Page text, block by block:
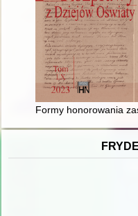
Formy honorowania